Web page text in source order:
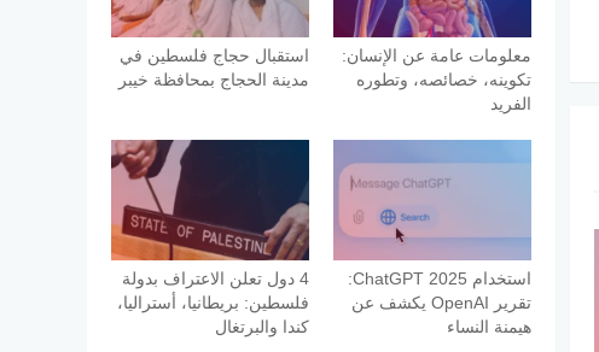
معلومات عامة عن الإنسان:
تكوينه، خصائصه، وتطوره
الفريد
استقبال حجاج فلسطين في
مدينة الحجاج بمحافظة خيبر
استخدام ChatGPT 2025:
تقرير OpenAI يكشف عن
هيمنة النساء
4 دول تعلن الاعتراف بدولة
فلسطين: بريطانيا، أستراليا،
كندا والبرتغال